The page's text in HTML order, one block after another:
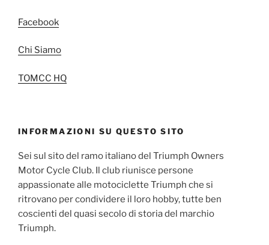
Facebook
Chi Siamo
TOMCC HQ
INFORMAZIONI SU QUESTO SITO
Sei sul sito del ramo italiano del Triumph Owners
Motor Cycle Club. Il club riunisce persone
appassionate alle motociclette Triumph che si
ritrovano per condividere il loro hobby, tutte ben
coscienti del quasi secolo di storia del marchio
Triumph.